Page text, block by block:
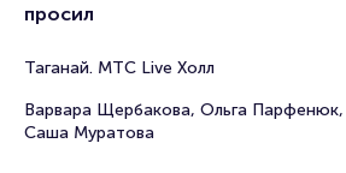
просил
Таганай. МТС Live Холл
Варвара Щербакова, Ольга
Саша Муратова